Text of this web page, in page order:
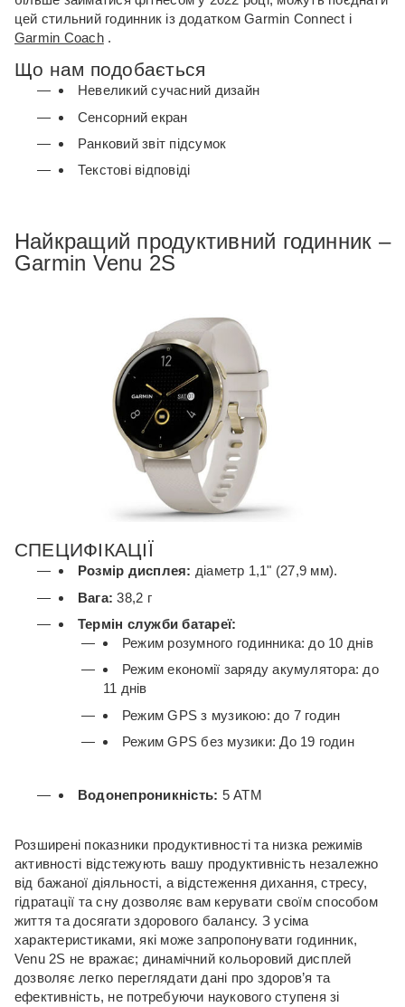
цей стильний годинник із додатком Garmin Connect і
Garmin Coach.
Що нам подобається
Невеликий сучасний дизайн
Сенсорний екран
Ранковий звіт підсумок
Текстові відповіді
Найкращий продуктивний годинник –
Garmin Venu 2S
СПЕЦИФІКАЦІЇ
Розмір дисплея: діаметр 1,1" (27,9 мм).
Вага: 38,2 г
Термін служби батареї:
Режим розумного годинника: до 10 днів
Режим економії заряду акумулятора: до
11 днів
Режим GPS з музикою: до 7 годин
Режим GPS без музики: До 19 годин
Водонепроникність: 5 АТМ
Розширені показники продуктивності та низка режимів
активності відстежують вашу продуктивність незалежно
від бажаної діяльності, а відстеження дихання, стресу,
гідратації та сну дозволяє вам керувати своїм способом
життя та досягати здорового балансу. З усіма
характеристиками, які може запропонувати годинник,
Venu 2S не вражає; динамічний кольоровий дисплей
дозволяє легко переглядати дані про здоров’я та
ефективність, не потребуючи наукового ступеня зі